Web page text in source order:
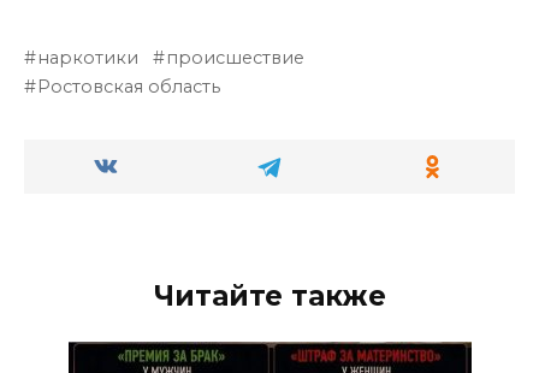
наркотики
происшествие
Ростовская область
Читайте также